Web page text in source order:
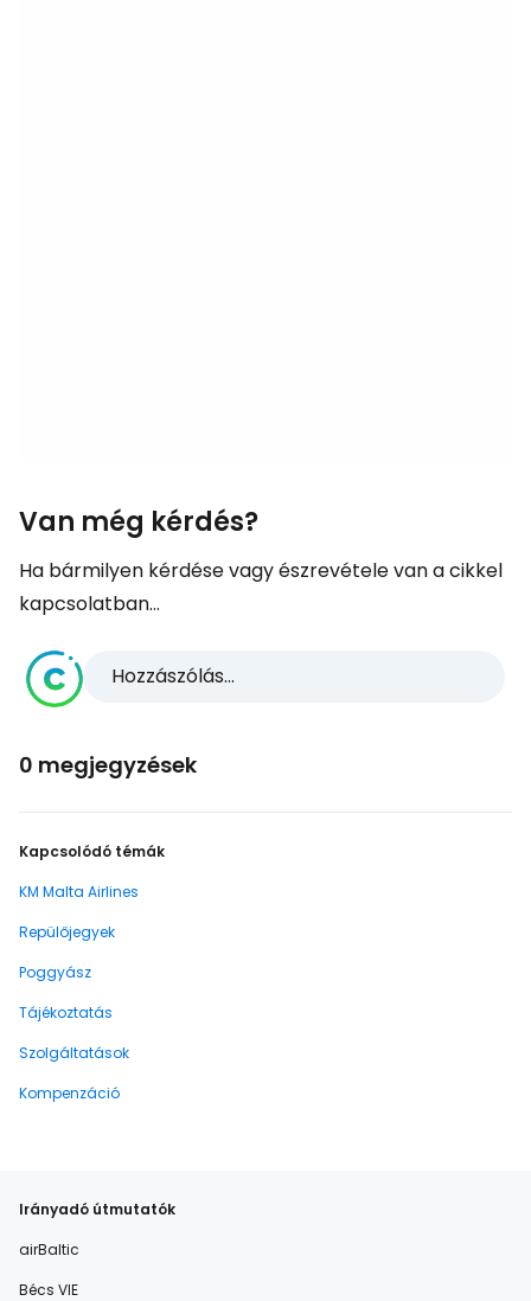
Van még kérdés?
Ha bármilyen kérdése vagy észrevétele van a cikkel
kapcsolatban...
Hozzászólás...
0 megjegyzések
Kapcsolódó témák
KM Malta Airlines
Repülőjegyek
Poggyász
Tájékoztatás
Szolgáltatások
Kompenzáció
Irányadó útmutatók
airBaltic
Bécs VIE